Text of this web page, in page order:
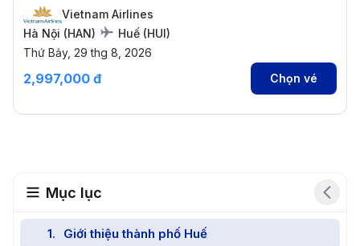
Vietnam Airlines
Hà Nội (HAN) Huế (HUI)
Thứ Bảy, 29 thg 8, 2026
2,997,000 đ Chọn vé
Mục lục
1. Giới thiệu thành phố Huế